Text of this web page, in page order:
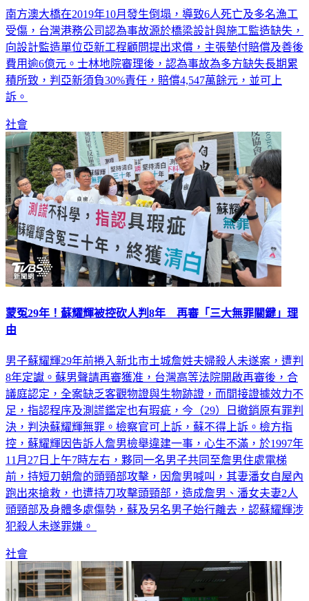
南方澳大橋在2019年10月發生倒塌，導致6人死亡及多名漁工
受傷，台灣港務公司認為事故源於橋梁設計與施工監造缺失，
向設計監造單位亞新工程顧問提出求償，主張墊付賠償及善後
費用逾6億元。士林地院審理後，認為事故為多方缺失長期累
積所致，判亞新須負30%責任，賠償4,547萬餘元，並可上
訴。
社會
蒙冤29年！蘇耀輝被控砍人判8年 再審「三大無罪關鍵」理
由
男子蘇耀輝29年前捲入新北市土城詹姓夫婦殺人未遂案，遭判
8年定讞。蘇男聲請再審獲准，台灣高等法院開啟再審後，合
議庭認定，全案缺乏客觀物證與生物跡證，而間接證據效力不
足，指認程序及測謊鑑定也有瑕疵，今（29）日撤銷原有罪判
決，判決蘇耀輝無罪。檢察官可上訴，蘇不得上訴。檢方指
控，蘇耀輝因告訴人詹男檢舉違建一事，心生不滿，於1997年
11月27日上午7時左右，夥同一名男子共同至詹男住處電梯
前，持短刀朝詹的頭頸部攻擊，因詹男喊叫，其妻潘女自屋內
跑出來搶救，也遭持刀攻擊頭頸部，造成詹男、潘女夫妻2人
頭頸部及身體多處傷勢，蘇及另名男子始行離去，認蘇耀輝涉
犯殺人未遂罪嫌。
社會